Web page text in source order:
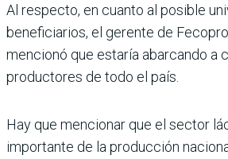
Al respecto, en cuanto al posible
beneficiarios, el gerente de
mencionó que estaría abarcando a
productores de todo el país.
Hay que mencionar que el sector
importante de la producción